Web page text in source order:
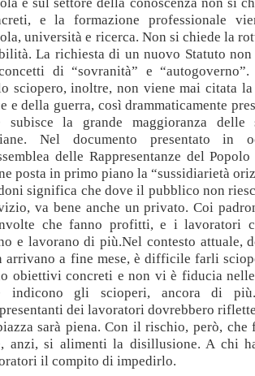
e sul settore della conoscenza non si
e la formazione professionale
università e ricerca. Non si chiede la
La richiesta di un nuovo Statuto
di “sovranità” e
sciopero, inoltre, non viene mai citata
e della guerra, così drammaticamente
subisce la grande maggioranza
Nel documento presentato in
delle Rappresentanze del
posta in primo piano la “sussidiarietà
significa che dove il pubblico non
va bene anche un privato. Coi
che fanno profitti, e i lavoratori
e lavorano di più.Nel contesto attuale,
arrivano a fine mese, è difficile farli
obiettivi concreti e non vi è fiducia
indicono gli scioperi, ancora di
dei lavoratori dovrebbero
sarà piena. Con il rischio, però,
anzi, si alimenti la disillusione. A chi
il compito di impedirlo.